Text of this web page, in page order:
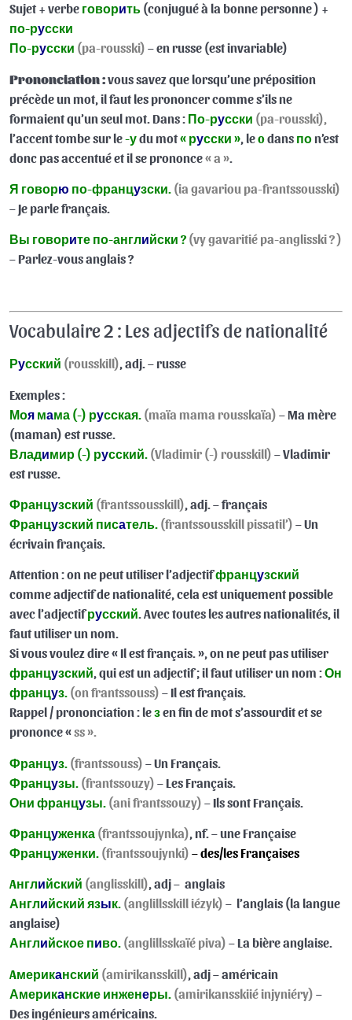
dure
FR-RU 41.2 : Le génitif singulier des adjectifs/pronoms
possessifs et démonstratifs
FR-RU 42.1 : Les adverbes de fréquence : jamais,
rarement, parfois, souvent, toujours
10:40
Quiz 35
FR-RU 43.1 : Verbes régissant l’accusatif (suite) 13:00
musique. »
FR-RU 45.1 : Exercices de révision (partie 1)
FR-RU 45.2 : Exercices de révision (partie 2)
Quiz 36
Compréhension orale & retranscription (pack 1) 0/5
Construire des phrases complexes
Le 5ème cas : le datif
Le 6ème cas : l’instrumental
Pack lexical : le temps, les expressions utiles du
quotidien, vocabulaire divers…
0/19
Les aspects imperfectif et perfectif
Compréhension orale (pack 2)
Révision générale
Grammaire russe avancée
Pack de survie (offert)
Sujet + verbe говорить (conjugué à la bonne personne ) +
по-русски
По-русски (pa-rousski) – en russe (est invariable)
Prononciation :vous savez que lorsqu’une préposition
précède un mot, il faut les prononcer comme s’ils ne
formaient qu’un seul mot. Dans : По-русски (pa-rousski),
l’accent tombe sur le-уdu mot« русски » , leodans по n’est
donc pas accentué et il se prononce« a »
Я говорю по-французски. (ia gavariou pa-frantssousski)
– Je parle français.
Вы говорите по-английски ? (vy gavaritié pa-anglisski ? )
– Parlez-vous anglais ?
Vocabulaire 2 : Les adjectifs de nationalité
Русский (rousskill), adj. – russe
Exemples :
Моя мама (-) русская. (maïa mama rousskaïa) – Ma mère
(maman) est russe.
Владимир (-) русский. (Vladimir (-) rousskill) – Vladimir
est russe.
Французский (frantssousskill), adj. – français
Французский писатель. (frantssousskill pissatil’) – Un
écrivain français.
Attention : on ne peut utiliser l’adjectifфранцузский
comme adjectif de nationalité, cela est uniquement possible
avec l’adjectifрусский. Avec toutes les autres nationalités, il
faut utiliser un nom.
Si vous voulez dire « Il est français. », on ne peut pas utiliser
французский, qui est un adjectif ; il faut utiliser un nom :Он
француз. (on frantssouss) – Il est français.
Rappel / prononciation : leзen fin de mot s’assourdit et se
prononce «ss ».
Француз. (frantssouss) – Un Français.
Французы. (frantssouzy) – Les Français.
Они французы. (ani frantssouzy) – Ils sont Français.
Француженка (frantssoujynka), nf. – une Française
Француженки. (frantssoujynki) – des/les Françaises
Aнглийский (anglisskill), adj – anglais
Английский язык. (anglillsskill iézyk) – l’anglais (la langue
anglaise)
Английское пиво. (anglillsskaïé piva) – La bière anglaise.
Aмериканский (amirikansskill), adj – américain
Американские инженеры. (amirikansskiié injyniéry) –
Des ingénieurs américains.